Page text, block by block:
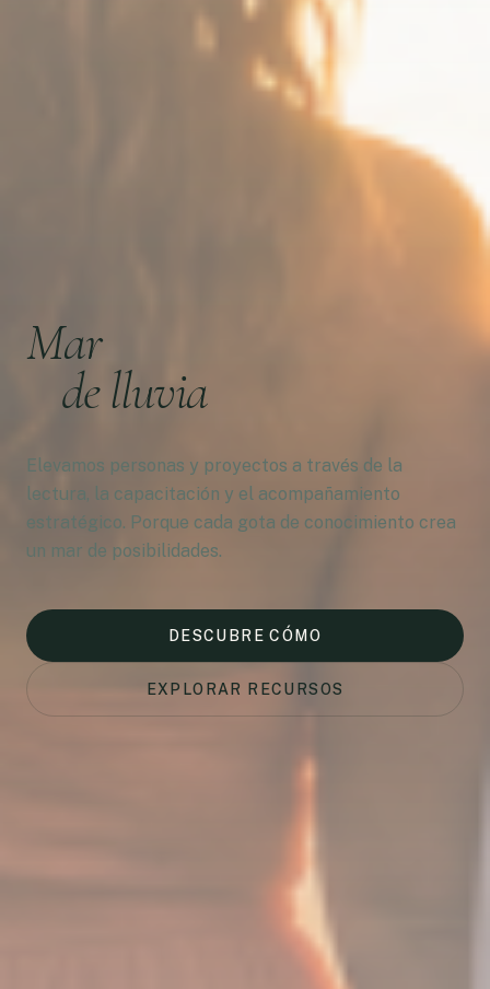
Mar
de lluvia
Elevamos personas y proyectos a través de la
lectura, la capacitación y el acompañamiento
estratégico. Porque cada gota de conocimiento crea
un mar de posibilidades.
DESCUBRE CÓMO
EXPLORAR RECURSOS